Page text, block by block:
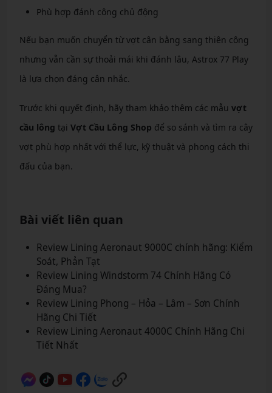
Phù hợp đánh công chủ động
Nếu bạn muốn chuyển từ vợt cân bằng sang thiên công
nhưng vẫn cần sự thoải mái khi đánh lâu, Astrox 77 Play
là lựa chọn đáng cân nhắc.
Trước khi quyết định, hãy tham khảo thêm các mẫu vợt
cầu lông tại Vợt Cầu Lông Shop để so sánh và tìm ra cây
vợt phù hợp nhất với thể lực, kỹ thuật và phong cách thi
đấu của bạn.
Bài viết liên quan
Review Lining Aeronaut 9000C chính hãng: Kiểm
Soát, Phản Tạt
Review Lining Windstorm 74 Chính Hãng Có
Đáng Mua?
Review Lining Phong – Hỏa – Lâm – Sơn Chính
Hãng Chi Tiết
Review Lining Aeronaut 4000C Chính Hãng Chi
Tiết Nhất